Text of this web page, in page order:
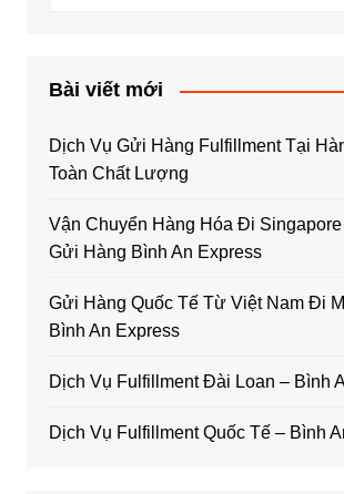
Bài viết mới
Dịch Vụ Gửi Hàng Fulfillment Tại
Toàn Chất Lượng
Vận Chuyển Hàng Hóa Đi
Gửi Hàng Bình An Express
Gửi Hàng Quốc Tế Từ Việt Nam Đi
Bình An Express
Dịch Vụ Fulfillment Đài Loan – Bình
Dịch Vụ Fulfillment Quốc Tế – Bình